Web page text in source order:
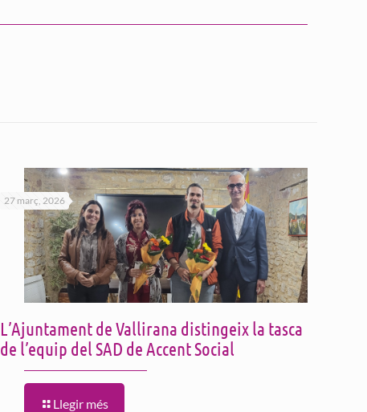
27 març, 2026
L’Ajuntament de Vallirana distingeix la tasca
de l’equip del SAD de Accent Social
Llegir més